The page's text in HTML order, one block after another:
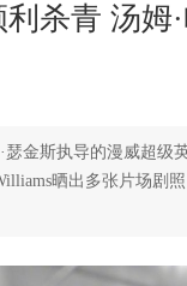
杀青 汤姆
金斯执导的漫威超级
晒出多张片场剧